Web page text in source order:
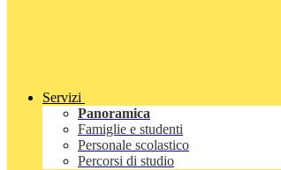
Servizi
Panoramica
Famiglie e studenti
Personale scolastico
Percorsi di studio